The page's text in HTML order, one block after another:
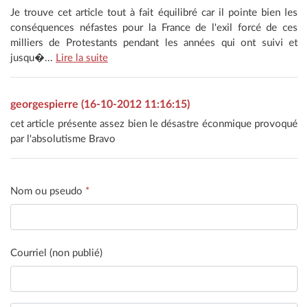
Je trouve cet article tout à fait équilibré car il pointe bien les
conséquences néfastes pour la France de l'exil forcé de ces
milliers de Protestants pendant les années qui ont suivi et
jusqu�... Lire la suite
georgespierre (16-10-2012 11:16:15)
cet article présente assez bien le désastre éconmique provoqué
par l'absolutisme Bravo
Nom ou pseudo *
Courriel (non publié)